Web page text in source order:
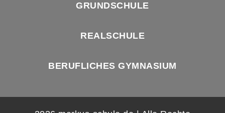
GRUNDSCHULE
REALSCHULE
BERUFLICHES GYMNASIUM